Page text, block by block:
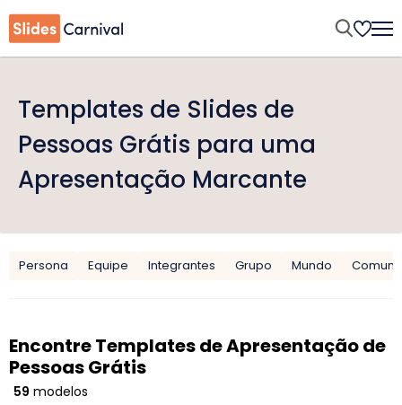
Templates de Slides de
Pessoas Grátis para uma
Apresentação Marcante
Persona Equipe Integrantes Grupo Mundo
Encontre Templates de Apresentação de
Pessoas Grátis
59 modelos